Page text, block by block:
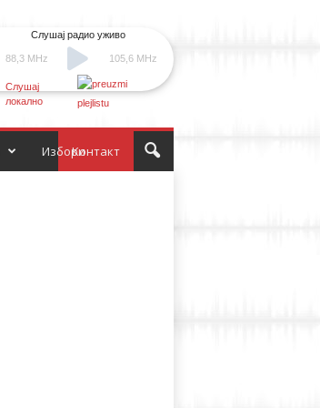
88,3 MHz
Слушај радио уживо
105,6 MHz
Слушај
локално
Контакт
Избори